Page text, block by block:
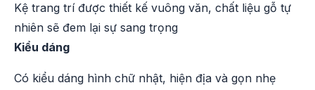
Kệ trang trí được thiết kế vuông văn, chất liệu gỗ tự
nhiên sẽ đem lại sự sang trọng
Kiểu dáng
Có kiểu dáng hình chữ nhật, hiện địa và gọn nhẹ